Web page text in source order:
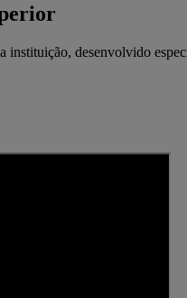
desenvolvido